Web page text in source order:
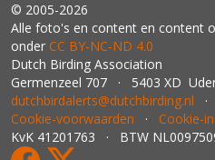
© 2005-2026
Alle foto's en content en content
onder CC BY‑NC‑ND 4.0
Dutch Birding Association
Germenzeel 707 · 5403 XD
dutchbirdalerts@dutchbirding.nl ·
Cookie-voorwaarden · Cookie-
KvK 41201763 · BTW